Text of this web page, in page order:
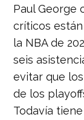
Paul George
críticos
la NBA de
seis
evitar que
de los
Todavía